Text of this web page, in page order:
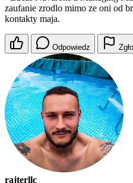
zaufanie zrodlo mimo ze oni od
kontakty maja.
Odpowiedz
rajterllc